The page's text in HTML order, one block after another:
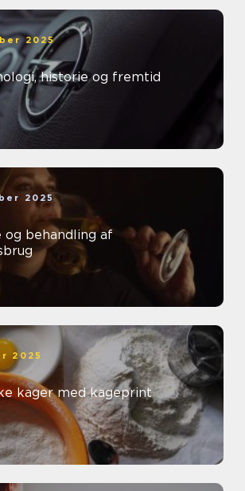
2025
historie og fremtid
2025
og behandling af
2025
kager med kageprint